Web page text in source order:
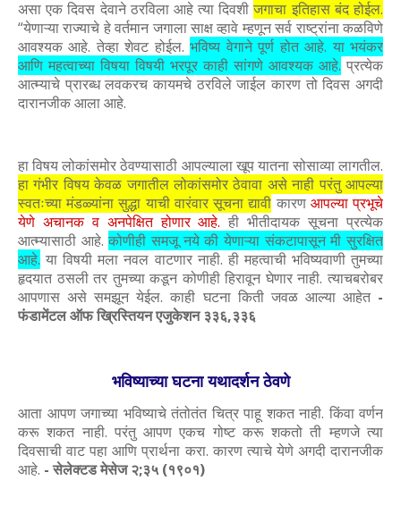
असा एक दिवस देवाने ठरविला आहे त्या दिवशीजगाचा इतिहास बंद होईल.
“येणाऱ्या राज्याचे हे वर्तमान जगाला साक्ष व्हावे म्हणून सर्व राष्ट्रांना कळविणे
आवश्यक आहे. तेव्हा शेवट होईल.भविष्य वेगाने पूर्ण होत आहे. या भयंकर
आणि महत्वाच्या विषया विषयी भरपूर काही सांगणे आवश्यक आहे. प्रत्येक
आत्म्याचे प्रारब्ध लवकरच कायमचे ठरविले जाईल कारण तो दिवस अगदी
दारानजीक आला आहे.
हा विषय लोकांसमोर ठेवण्यासाठी आपल्याला खूप यातना सोसाव्या लागतील.
हा गंभीर विषय केवळ जगातील लोकांसमोर ठेवावा असे नाही परंतु आपल्या
स्वतःच्या मंडळ्यांना सुद्धा याची वारंवार सूचना द्यावी कारण आपल्या प्रभूचे
येणे अचानक व अनपेक्षित होणार आहे. ही भीतीदायक सूचना प्रत्येक
आत्म्यासाठी आहे.कोणीही समजू नये की येणाऱ्या संकटापासून मी सुरक्षित
आहे. या विषयी मला नवल वाटणार नाही. ही महत्वाची भविष्यवाणी तुमच्या
हृदयात ठसली तर तुमच्या कडून कोणीही हिरावून घेणार नाही. त्याचबरोबर
आपणास असे समझून येईल. काही घटना किती जवळ आल्या आहेत -
फंडामेंटल ऑफ ख्रिस्तियन एजुकेशन ३३६,३३६
भविष्याच्या घटना यथादर्शन ठेवणे
आता आपण जगाच्या भविष्याचे तंतोतंत चित्र पाहू शकत नाही. किंवा वर्णन
करू शकत नाही. परंतु आपण एकच गोष्ट करू शकतो ती म्हणजे त्या
दिवसाची वाट पहा आणि प्रार्थना करा. कारण त्याचे येणे अगदी दारानजीक
आहे. - सेलेक्टड मेसेज २;३५ (१९०१)